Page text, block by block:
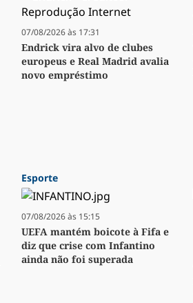
07/08/2026 às 17:31
Endrick vira alvo de clubes
europeus e Real Madrid avalia
novo empréstimo
Esporte
07/08/2026 às 15:15
UEFA mantém boicote à Fifa e
diz que crise com Infantino
ainda não foi superada